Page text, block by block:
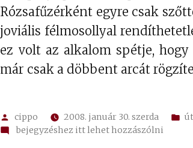
Rózsafűzérként egyre csak
joviális félmosollyal
ez volt az alkalom spétje,
már csak a döbbent arcát
Szerző:
cippo 2008. január 30. szerda
on
bejegyzéshez itt lehet hozzászólni